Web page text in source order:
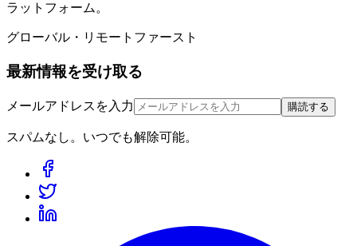
ラットフォーム。
グローバル・リモートファースト
最新情報を受け取る
メールアドレスを入力 購読する
スパムなし。いつでも解除可能。